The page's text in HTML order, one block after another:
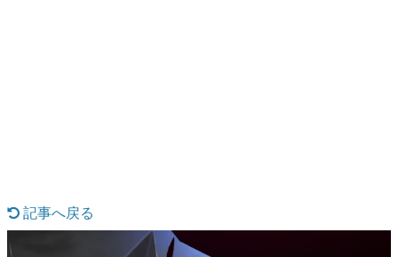
特集記事
記事へ戻る